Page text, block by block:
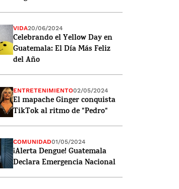
VIDA20/06/2024
Celebrando el Yellow Day en
Guatemala: El Día Más Feliz
del Año
ENTRETENIMIENTO02/05/2024
El mapache Ginger conquista
TikTok al ritmo de "Pedro"
COMUNIDAD01/05/2024
¡Alerta Dengue! Guatemala
Declara Emergencia Nacional